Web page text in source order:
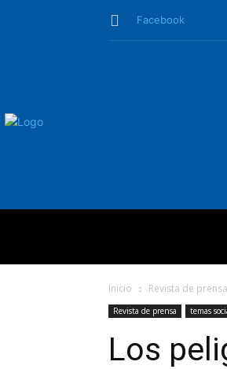
Facebook
Inicio Revista de prensa
Revista de prensa temas
Los